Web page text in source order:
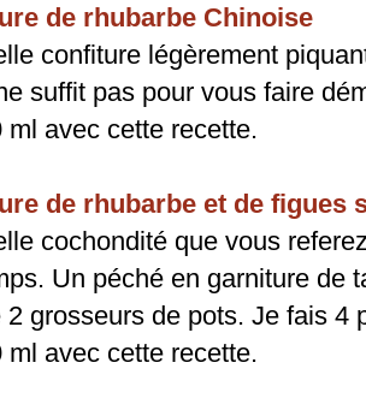
de rhubarbe Chinoise
confiture légèrement
suffit pas pour vous faire
ml avec cette recette.
de rhubarbe et de figues
cochondité que vous
Un péché en garniture de
2 grosseurs de pots. Je fais 4
ml avec cette recette.